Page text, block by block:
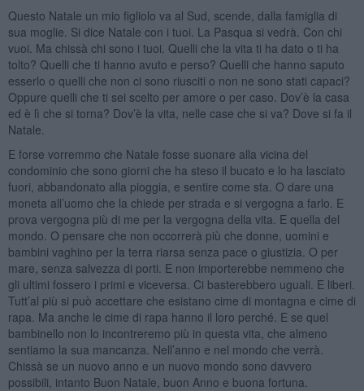
Questo Natale un mio figliolo va al Sud, scende, dalla famiglia di
sua moglie. Si dice Natale con i tuoi. La Pasqua si vedrà. Con chi
vuoi. Ma chissà chi sono i tuoi. Quelli che la vita ti ha dato o ti ha
tolto? Quelli che ti hanno avuto e perso? Quelli che hanno saputo
esserlo o quelli che non ci sono riusciti o non ne sono stati capaci?
Oppure quelli che ti sei scelto per amore o per caso. Dov’è la casa
ed è lì che si torna? Dov’è la vita, nelle case che si va? Dove si fa il
Natale.
E forse vorremmo che Natale fosse suonare alla vicina del
condominio che sono giorni che ha steso il bucato e lo ha lasciato
fuori, abbandonato alla pioggia, e sentire come sta. O dare una
moneta all’uomo che la chiede per strada e si vergogna a farlo. E
prova vergogna più di me per la vergogna della vita. E quella del
mondo. O pensare che non occorrerà più che donne, uomini e
bambini vaghino per la terra riarsa senza pace o giustizia. O per
mare, senza salvezza di porti. E non importerebbe nemmeno che
gli ultimi fossero i primi e viceversa. Ci basterebbero uguali. E liberi.
Tutt’al più si può accettare che esistano cime di montagna e cime di
rapa. Ma anche le cime di rapa hanno il loro perché. E se quel
bambinello non lo incontreremo più in questa vita, che almeno
sentiamo la sua mancanza. Nell’anno e nel mondo che verrà.
Chissà se un nuovo anno e un nuovo mondo sono davvero
possibili, intanto Buon Natale, buon Anno e buona fortuna.